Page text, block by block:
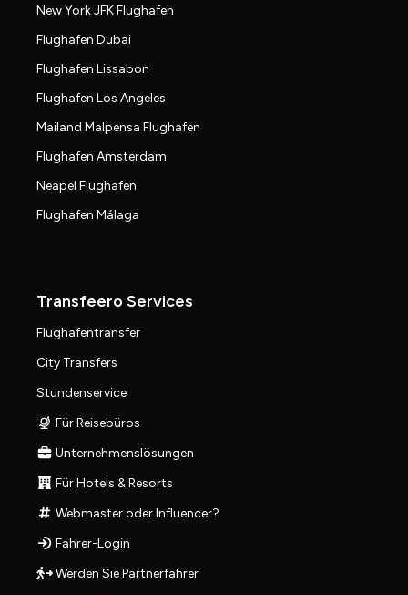
New York JFK Flughafen
Flughafen Dubai
Flughafen Lissabon
Flughafen Los Angeles
Mailand Malpensa Flughafen
Flughafen Amsterdam
Neapel Flughafen
Flughafen Málaga
Transfeero Services
Flughafentransfer
City Transfers
Stundenservice
Für Reisebüros
Unternehmenslösungen
Für Hotels & Resorts
Webmaster oder Influencer?
Fahrer-Login
Werden Sie Partnerfahrer